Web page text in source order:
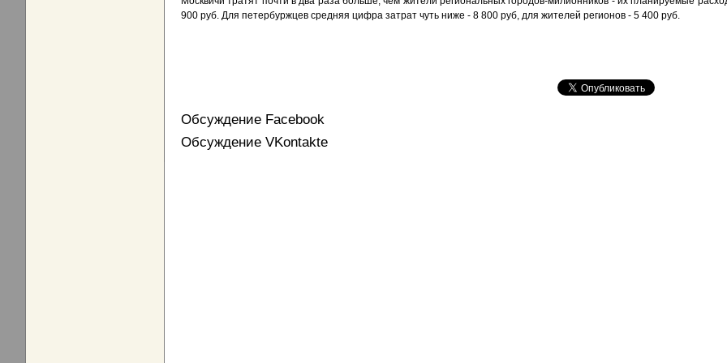
900 руб. Для петербуржцев средняя цифра затрат чуть ниже - 8 800 руб, для жителей регионов - 5 400 руб.
Обсуждение Facebook
Обсуждение VKontakte